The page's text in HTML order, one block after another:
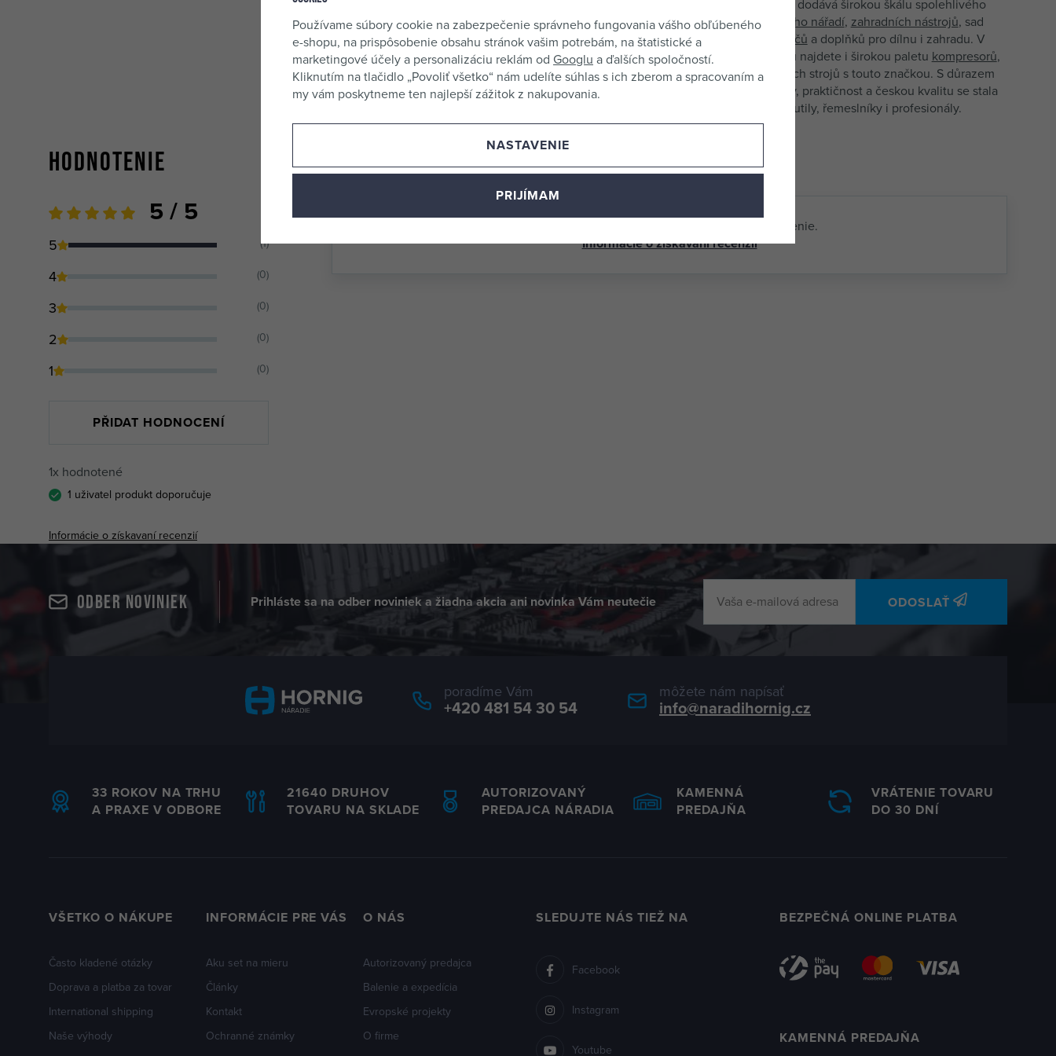
K120 230*280mm KEPR
87.637-120
0,60 €
Nie je skladom
PROTECO plátno brúsne
0,51 €
nie je skladom
K280 230*280mm KEPROVÉ
PROTECO plátno brúsne K80
230*280mm KEPR 87.637-
PROTECO a dnes dodává širokou škálu spolehlivého
"vercajku" –
ručního nářadí, zahradních nástrojů, sad
trysek,
postřikovačů a doplňků pro dílnu i zahradu. V
našem sortimentu najdete i širokou paletu kompresorů,
aku nářadí a dalších strojů s touto značkou. S důrazem
na dostupné ceny, praktičnost a českou kvalitu se stala
oblíbenou mezi kutily, řemeslníky i profesionály.
Hodnotenie
5 / 5
5 (1)
4 (0)
3 (0)
2 (0)
1 (0)
PŘIDAT HODNOCENÍ
1x hodnotené
1 uživatel produkt doporučuje
Informácie o získavaní recenzií
Tento produkt zatiaľ nemá žiadne textové hodnotenie.
Informácie o získavaní recenzií
Odber noviniek Prihláste sa na odber noviniek a žiadna akcia ani novinka Vám neutečie ODOSLAŤ
poradíme Vám
+420 481 54 30 54
môžete nám napísať
info@naradihornig.cz
33 ROKOV NA TRHU
A PRAXE V ODBORE
21640 DRUHOV
TOVARU NA SKLADE
AUTORIZOVANÝ
PREDAJCA NÁRADIA
KAMENNÁ
PREDAJŇA
VRÁTENIE TOVARU
DO 30 DNÍ
VŠETKO O NÁKUPE
Často kladené otázky
Doprava a platba za tovar
International shipping
Naše výhody
INFORMÁCIE PRE VÁS
Aku set na mieru
Články
Kontakt
Ochranné známky
O NÁS
Autorizovaný predajca
Balenie a expedícia
Evropské projekty
O firme
SLEDUJTE NÁS TIEŽ NA
Facebook
Instagram
Youtube
BEZPEČNÁ ONLINE PLATBA
KAMENNÁ PREDAJŇA
Používame súbory cookie na zabezpečenie správneho fungovania vášho obľúbeného
e-shopu, na prispôsobenie obsahu stránok vašim potrebám, na štatistické a
marketingové účely a personalizáciu reklám od Googlu a ďalších spoločností.
Kliknutím na tlačidlo „Povoliť všetko“ nám udelíte súhlas s ich zberom a spracovaním a
my vám poskytneme ten najlepší zážitok z nakupovania.
NASTAVENIE
PRIJÍMAM